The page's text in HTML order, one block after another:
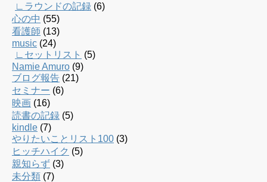
∟ラウンドの記録 (6)
心の中 (55)
看護師 (13)
music (24)
∟セットリスト (5)
Namie Amuro (9)
ブログ報告 (21)
セミナー (6)
映画 (16)
読書の記録 (5)
kindle (7)
やりたいことリスト100 (3)
ヒッチハイク (5)
親知らず (3)
未分類 (7)